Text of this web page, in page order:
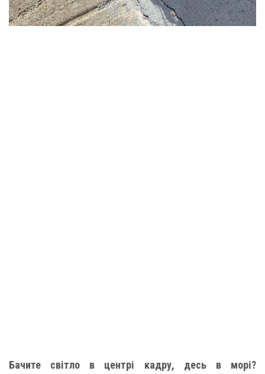
Бачите світло в центрі кадру, десь в морі?